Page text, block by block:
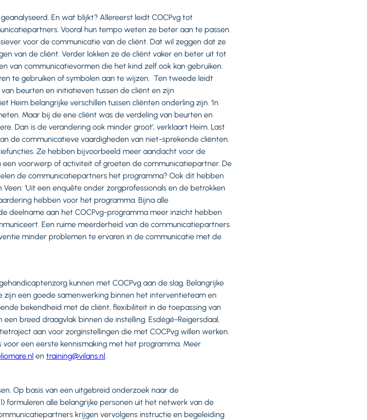
En wat blijkt? Allereerst leidt COCPvg tot
Vooral hun tempo weten ze beter aan te passen.
voor de communicatie van de cliënt. Dat wil zeggen dat ze
van de cliënt. Verder lokken ze de cliënt vaker en beter uit tot
van communicatievormen die het kind zelf ook kan gebruiken.
te gebruiken of symbolen aan te wijzen. Ten tweede leidt
beurten en initiatieven tussen de cliënt en zijn
Heim belangrijke verschillen tussen cliënten onderling zijn. ‘In
Maar bij de ene cliënt was de verdeling van beurten en
Dan is de verandering ook minder groot’, verklaart Heim. Last
de communicatieve vaardigheden van niet-sprekende cliënten.
Ze hebben bijvoorbeeld meer aandacht voor de
voorwerp of activiteit of groeten de communicatiepartner. De
de communicatiepartners het programma? Ook dit hebben
‘Uit een enquête onder zorgprofessionals en de betrokken
hebben voor het programma. Bijna alle
deelname aan het COCPvg-programma meer inzicht hebben
Een ruime meerderheid van de communicatiepartners
minder problemen te ervaren in de communicatie met de
kunnen met COCPvg aan de slag. Belangrijke
zijn een goede samenwerking binnen het interventieteam en
bekendheid met de cliënt, flexibiliteit in de toepassing van
breed draagvlak binnen de instelling. Esdégé-Reigersdaal,
aan voor zorginstellingen die met COCPvg willen werken.
een eerste kennismaking met het programma. Meer
en training@vilans.nl .
Op basis van een uitgebreid onderzoek naar de
formuleren alle belangrijke personen uit het netwerk van de
krijgen vervolgens instructie en begeleiding